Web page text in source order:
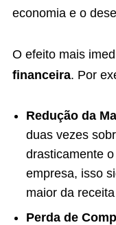
economia e o
O efeito mais
financeira. Por
Redução da
duas vezes
drasticamente
empresa, isso
maior da
Perda de